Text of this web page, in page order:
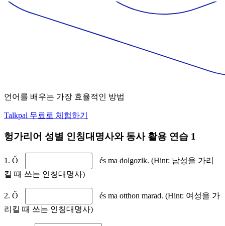
언어를 배우는 가장 효율적인 방법
Talkpal 무료로 체험하기
헝가리어 성별 인칭대명사와 동사 활용 연습 1
1. Ő
és ma dolgozik. (Hint: 남성을 가리
킬 때 쓰는 인칭대명사)
2. Ő
és ma otthon marad. (Hint: 여성을 가
리킬 때 쓰는 인칭대명사)